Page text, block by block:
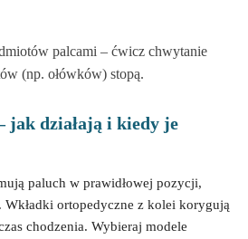
palcami – ćwicz chwytanie
(np. ołówków) stopą.
jak działają i kiedy je
paluch w prawidłowej pozycji,
Wkładki ortopedyczne z kolei korygują
chodzenia. Wybieraj modele